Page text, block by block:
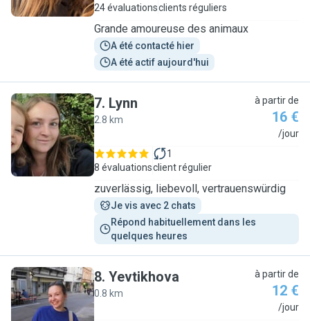
24 évaluationsclients réguliers
Grande amoureuse des animaux
A été contacté hier
A été actif aujourd'hui
L
7. Lynn
2.8 km
à partir de
16 €
/jour
8 évaluations
1
client régulier
zuverlässig, liebevoll, vertrauenswürdig
Je vis avec 2 chats
Répond habituellement dans les
quelques heures
Y
8. Yevtikhova
0.8 km
à partir de
12 €
/jour